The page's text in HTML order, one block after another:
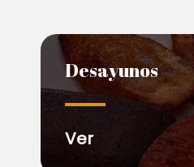
Desayunos
Ver